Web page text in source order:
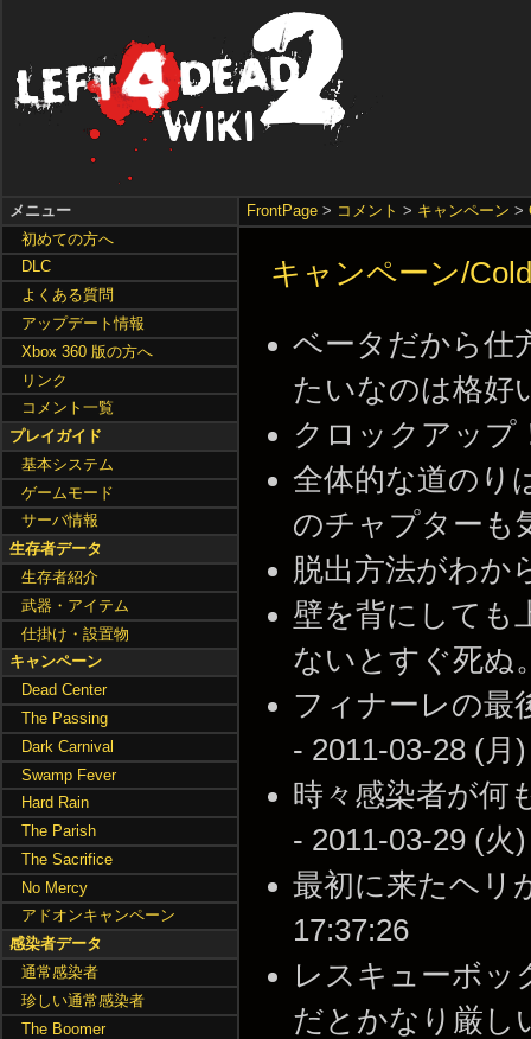
FrontPage > コメント > キャンペーン >
キャンペーン/
ベータだから仕
たいなのは格好
クロックアップ
全体的な道のり
のチャプターも
脱出方法がわか
壁を背にしても
ないとすぐ死ぬ
フィナーレの最
- 2011-03-28 (月
時々感染者が何
- 2011-03-29 (火
最初に来たヘリ
17:37:26
レスキューボッ
だとかなり厳し
メニュー
初めての方へ
DLC
よくある質問
アップデート情報
Xbox 360 版の方へ
リンク
コメント一覧
プレイガイド
基本システム
ゲームモード
サーバ情報
生存者データ
生存者紹介
武器・アイテム
仕掛け・設置物
キャンペーン
Dead Center
The Passing
Dark Carnival
Swamp Fever
Hard Rain
The Parish
The Sacrifice
No Mercy
アドオンキャンペーン
感染者データ
通常感染者
珍しい通常感染者
The Boomer